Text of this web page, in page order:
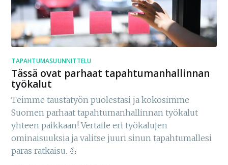
TAPAHTUMASUUNNITTELU
Tässä ovat parhaat tapahtumanhallinnan
työkalut
Teimme taustatyön puolestasi ja kokosimme
Suomen parhaat tapahtumanhallinnan työkalut
yhteen paikkaan! Vertaile eri työkalujen
ominaisuuksia ja valitse juuri sinun tapahtumallesi
paras ratkaisu. 💪